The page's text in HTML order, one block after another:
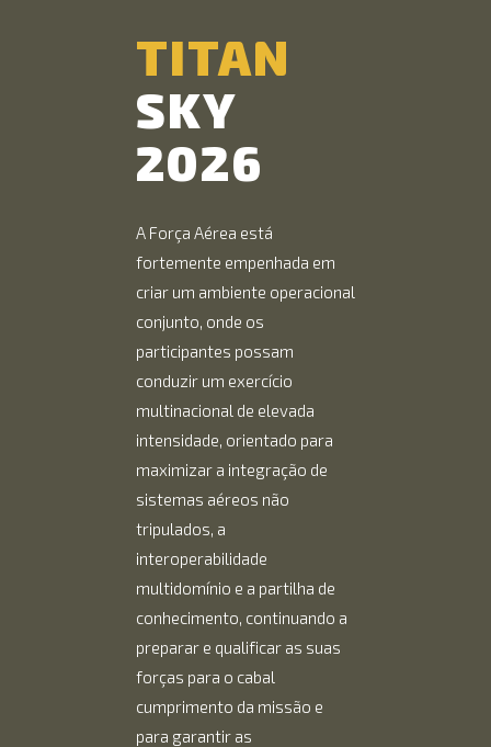
TITAN
SKY
2026
A Força Aérea está
fortemente empenhada em
criar um ambiente operacional
conjunto, onde os
participantes possam
conduzir um exercício
multinacional de elevada
intensidade, orientado para
maximizar a integração de
sistemas aéreos não
tripulados, a
interoperabilidade
multidomínio e a partilha de
conhecimento, continuando a
preparar e qualificar as suas
forças para o cabal
cumprimento da missão e
para garantir as